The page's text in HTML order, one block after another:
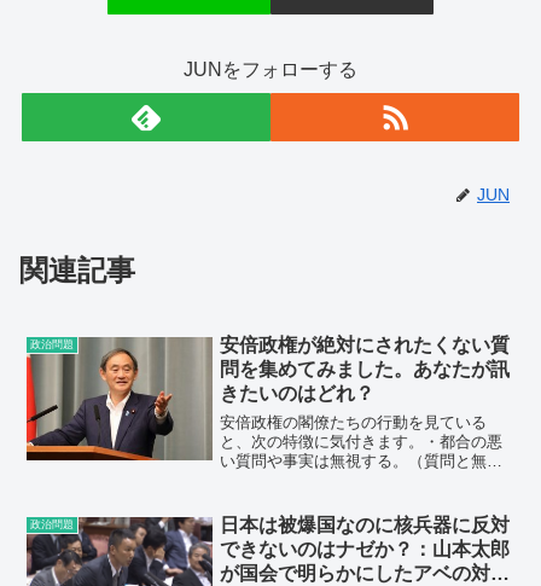
JUNをフォローする
JUN
関連記事
政治問題
安倍政権が絶対にされたくない質
問を集めてみました。あなたが訊
きたいのはどれ？
安倍政権の閣僚たちの行動を見ている
と、次の特徴に気付きます。・都合の悪
い質問や事実は無視する。（質問と無関
ずに信ぴょう性が無いと決めつける）・
されたくない質問をする者や...
政治問題
日本は被爆国なのに核兵器に反対
できないのはナゼか？：山本太郎
が国会で明らかにしたアベの対米